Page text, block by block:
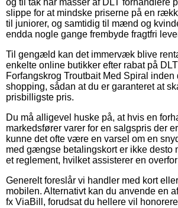
og til tak har masser af DLT forhandlere
slippe for at mindske priserne på en
til juniorer, og samtidig til mænd og
endda nogle gange frembyde fragtfri
Til gengæld kan det immervæk blive
enkelte online butikker efter rabat på
Forfangskrog Troutbait Med Spiral
shopping, sådan at du er garanteret at
prisbilligste pris.
Du må alligevel huske på, at hvis en
markedsfører varer for en salgspris der
kunne det ofte være en varsel om en
med gængse betalingskort er ikke desto
et reglement, hvilket assisterer en
Generelt foreslår vi handler med kort
mobilen. Alternativt kan du anvende en
fx ViaBill, forudsat du hellere vil